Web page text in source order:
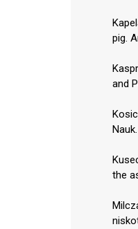
pig.
and
the